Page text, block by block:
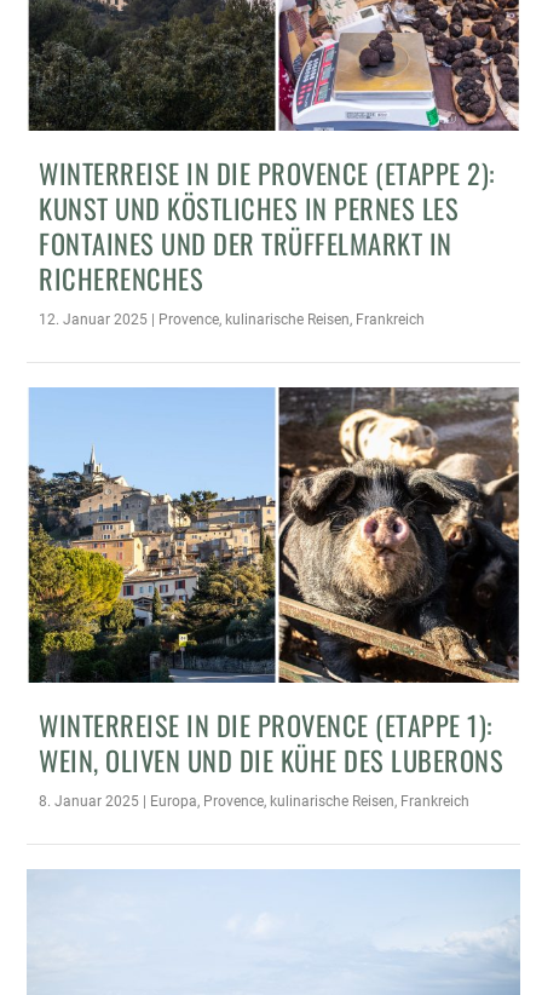
WINTERREISE IN DIE PROVENCE (ETAPPE 2):
KUNST UND KÖSTLICHES IN PERNES LES
FONTAINES UND DER TRÜFFELMARKT IN
RICHERENCHES
12. Januar 2025 Provence, kulinarische Reisen, Frankreich
WINTERREISE IN DIE PROVENCE (ETAPPE 1):
WEIN, OLIVEN UND DIE KÜHE DES LUBERONS
8. Januar 2025 Europa, Provence, kulinarische Reisen, Frankreich